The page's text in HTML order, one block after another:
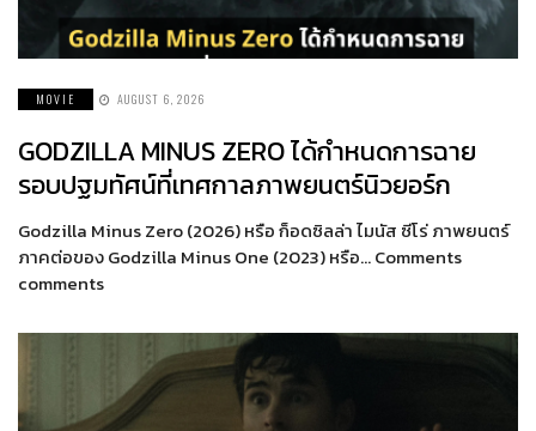
MOVIE AUGUST 6, 2026
GODZILLA MINUS ZERO ได้กำหนดการฉาย
รอบปฐมทัศน์ที่เทศกาลภาพยนตร์นิวยอร์ก
Godzilla Minus Zero (2026) หรือ ก็อดซิลล่า ไมนัส ซีโร่ ภาพยนตร์
ภาคต่อของ Godzilla Minus One (2023) หรือ… Comments
comments